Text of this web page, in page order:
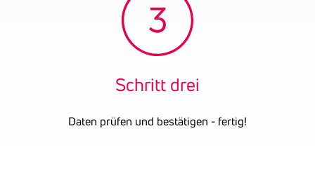
Schritt drei
Daten prüfen und bestätigen - fertig!